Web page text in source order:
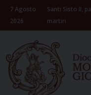
Skip
content
7 Agosto
2026
Santi Sisto II,
martiri